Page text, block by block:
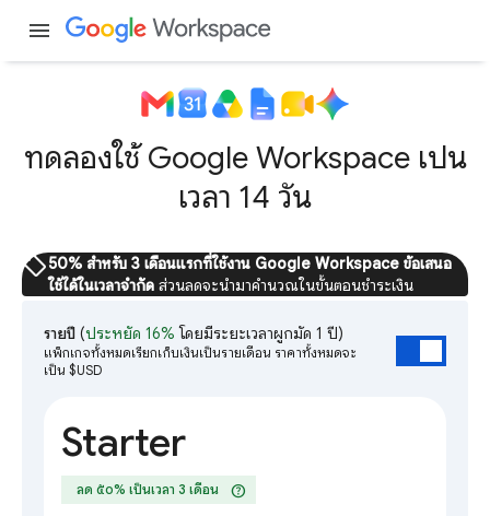
menu
ทดลองใช้ Google Workspace เป็น
เวลา 14 วัน
sell50% สำหรับ 3 เดือนแรกที่ใช้งาน Google Workspace ข้อเสนอ
ใช้ได้ในเวลาจำกัด ส่วนลดจะนำมาคำนวณในขั้นตอนชำระเงิน
รายปี (ประหยัด 16% โดยมีระยะเวลาผูกมัด 1 ปี)
แพ็กเกจทั้งหมดเรียกเก็บเงินเป็นรายเดือน ราคาทั้งหมดจะ
เป็น $USD
Starter
ลด ๕๐% เป็นเวลา 3 เดือน help